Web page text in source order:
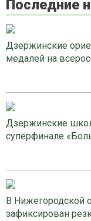
Последние
Дзержинские
медалей на
Дзержинские
суперфинале
В Нижегородской
зафиксирован